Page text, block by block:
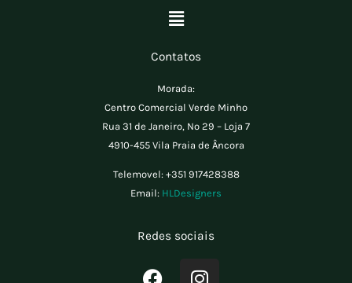
Menu
Contatos
Morada:
Centro Comercial Verde Minho
Rua 31 de Janeiro, Nº 29 – Loja 7
4910-455 Vila Praia de Âncora
Telemovel: +351 917428388
Email: HLDesigners
Redes sociais
F
I